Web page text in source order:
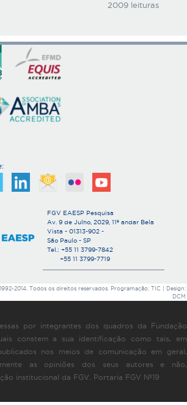
2009 leituras
FGV EAESP Pesquisa
Av. 9 de Julho, 2029, 11º andar Bela
Vista - 01313-902 -
São Paulo - SP
Tel.: +55 11 3799-7842
+55 11 3799-7719
2014. Todos os direitos reservados. Programação: TIC | Design:
DCM
por integrantes dos quadros da Fundação
constem a sua identificação como tais, em
nos meios de comunicação em geral,
as opiniões dos seus autores e não,
institucional da FGV. Portaria FGV Nº19